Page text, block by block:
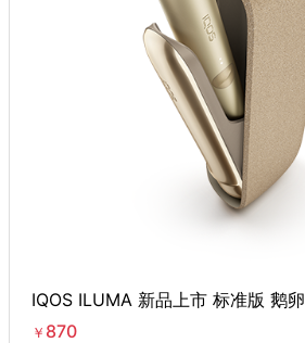
IQOS ILUMA 新品上市 标准版 鹅
￥ 870